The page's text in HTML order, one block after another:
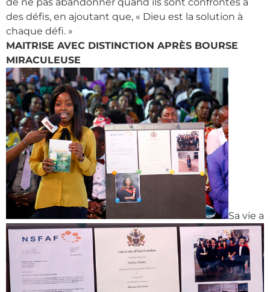
des défis, en ajoutant que, « Dieu est la solution à
chaque défi. »
MAITRISE AVEC DISTINCTION APRÈS BOURSE
MIRACULEUSE
Sa vie a